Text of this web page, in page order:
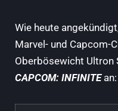
Wie heute
Marvel- und Capcom-
Oberbösewicht Ultron
CAPCOM: INFINITEan: